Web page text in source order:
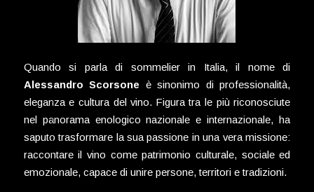
Quando si parla di sommelier in Italia, il nome di
Alessandro Scorsone è sinonimo di professionalità,
eleganza e cultura del vino. Figura tra le più riconosciute
nel panorama enologico nazionale e internazionale, ha
saputo trasformare la sua passione in una vera missione:
raccontare il vino come patrimonio culturale, sociale ed
emozionale, capace di unire persone, territori e tradizioni.